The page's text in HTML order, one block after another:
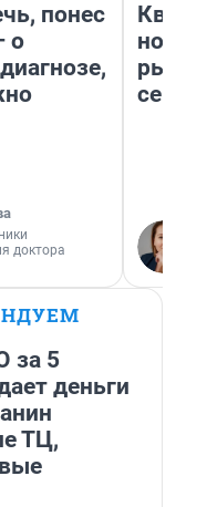
понес
о
доктора
но
за 5
деньги
ТЦ,